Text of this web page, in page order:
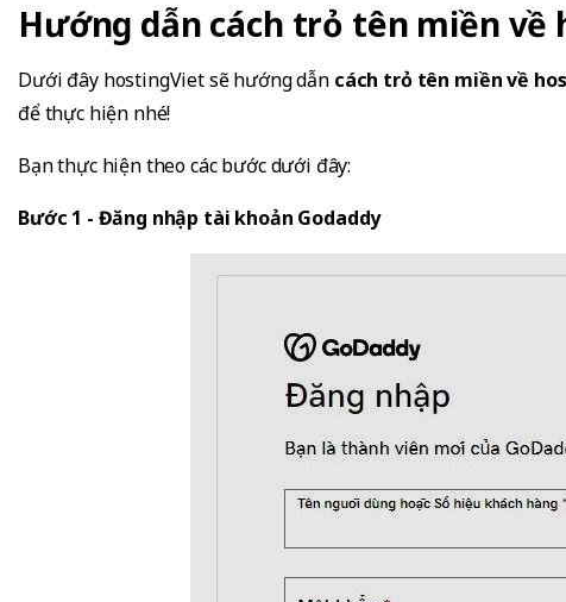
Hướng dẫn cách trỏ tên miền về
Dưới đây hostingViet sẽ hướng dẫn cách trỏ tên miền về
để thực hiện nhé!
Bạn thực hiện theo các bước dưới đây:
Bước 1 - Đăng nhập tài khoản Godaddy